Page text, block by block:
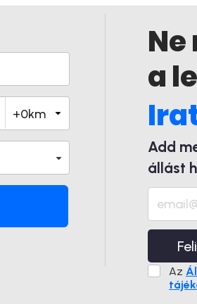
a
Add
állást
Az